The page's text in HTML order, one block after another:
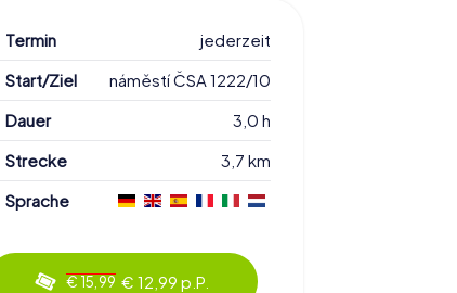
Termin
jederzeit
Start/Ziel
náměstí ČSA 1222/10
Dauer
3,0 h
Strecke
3,7 km
Sprache
€ 15,99 € 12,99 p.P.